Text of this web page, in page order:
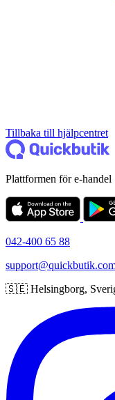
Tillbaka till hjälpcentret
Plattformen för e-handel
042-400 65 88
🇸🇪 Helsingborg,